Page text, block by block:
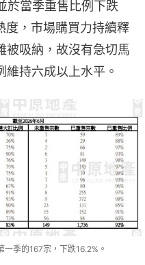
於當季重售比例下跌
度，市場購買力持續釋
被吸納，故沒有急切馬
持六成以上水平。
季的167宗，下跌16.2%。